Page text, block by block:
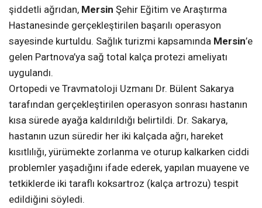
şiddetli ağrıdan, Mersin Şehir Eğitim ve Araştırma
Hastanesinde gerçekleştirilen başarılı operasyon
sayesinde kurtuldu. Sağlık turizmi kapsamında Mersin’e
gelen Partnova’ya sağ total kalça protezi ameliyatı
uygulandı.
Ortopedi ve Travmatoloji Uzmanı Dr. Bülent Sakarya
tarafından gerçekleştirilen operasyon sonrası hastanın
kısa sürede ayağa kaldırıldığı belirtildi. Dr. Sakarya,
hastanın uzun süredir her iki kalçada ağrı, hareket
kısıtlılığı, yürümekte zorlanma ve oturup kalkarken ciddi
problemler yaşadığını ifade ederek, yapılan muayene ve
tetkiklerde iki taraflı koksartroz (kalça artrozu) tespit
edildiğini söyledi.